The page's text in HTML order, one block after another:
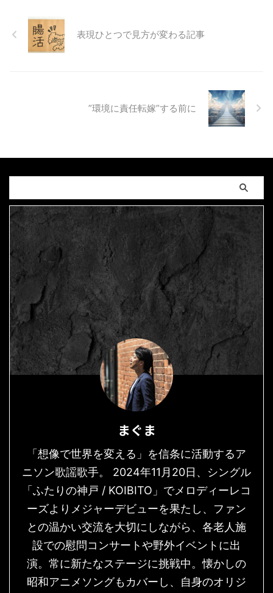
表現ひとつで見方が変わる記事
”環境に責任転嫁”する前に
まぐま
「想像で世界を変える」を信条に活動するア
ニソン歌謡歌手。 2024年11月20日、シングル
「ふたりの神戸 / KOIBITO」でメロディーレコ
ーズよりメジャーデビューを果たし、ファン
との温かい交流を大切にしながら、各老人施
設での慰問コンサートや野外イベントに出
演。常に新たなステージに挑戦中。懐かしの
昭和アニメソングもカバーし、自身のオリジ